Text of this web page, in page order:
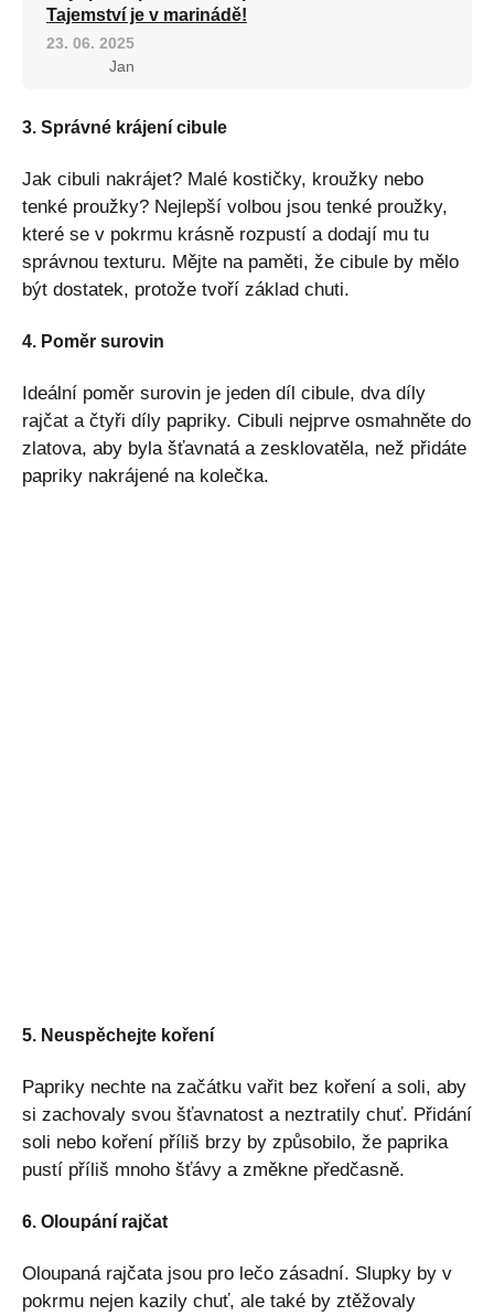
Tajemství je v marinádě!
23. 06. 2025
Jan
3. Správné krájení cibule
Jak cibuli nakrájet? Malé kostičky, kroužky nebo
tenké proužky? Nejlepší volbou jsou tenké proužky,
které se v pokrmu krásně rozpustí a dodají mu tu
správnou texturu. Mějte na paměti, že cibule by mělo
být dostatek, protože tvoří základ chuti.
4. Poměr surovin
Ideální poměr surovin je jeden díl cibule, dva díly
rajčat a čtyři díly papriky. Cibuli nejprve osmahněte do
zlatova, aby byla šťavnatá a zesklovatěla, než přidáte
papriky nakrájené na kolečka.
5. Neuspěchejte koření
Papriky nechte na začátku vařit bez koření a soli, aby
si zachovaly svou šťavnatost a neztratily chuť. Přidání
soli nebo koření příliš brzy by způsobilo, že paprika
pustí příliš mnoho šťávy a změkne předčasně.
6. Oloupání rajčat
Oloupaná rajčata jsou pro lečo zásadní. Slupky by v
pokrmu nejen kazily chuť, ale také by ztěžovaly